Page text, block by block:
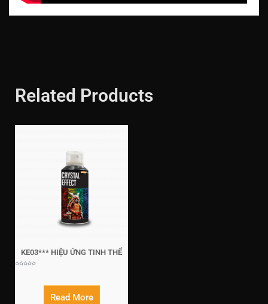
Related Products
KE03*** HIỆU ỨNG TINH THỂ
Read More